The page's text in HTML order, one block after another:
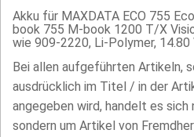
Akku für MAXDATA ECO 755
book 755 M-book 1200 T/X
wie 909-2220, Li-Polymer, 14.80
Bei allen aufgeführten Artikeln,
ausdrücklich im Titel / in der
angegeben wird, handelt es sich
sondern um Artikel von